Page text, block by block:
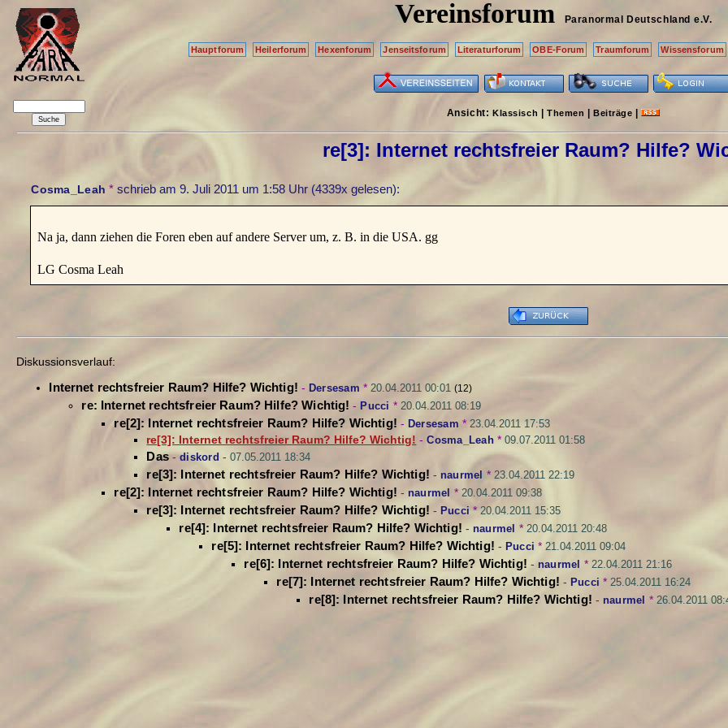
Vereinsforum Paranormal Deutschland e.V.
Hauptforum Heilerforum Hexenforum Jenseitsforum Literaturforum OBE-Forum Traumforum Wissensforum
Ansicht:Klassisch Themen |Beiträge |
re[3]: Internet rechtsfreier Raum? Hilfe?
Cosma_Leah *schrieb am9. Juli 2011 um 1:58 Uhr (4339x gelesen):
Na ja, dann ziehen die Foren eben auf andere Server um, z. B. in die USA. gg
LG Cosma Leah
Diskussionsverlauf:
Internet rechtsfreier Raum? Hilfe? Wichtig! - Dersesam * 20.04.2011 00:01 (12)
re: Internet rechtsfreier Raum? Hilfe? Wichtig! - Pucci * 20.04.2011 08:19
re[2]: Internet rechtsfreier Raum? Hilfe? Wichtig! - Dersesam * 23.04.2011 17:53
re[3]: Internet rechtsfreier Raum? Hilfe? Wichtig! -Cosma_Leah* 09.07.2011 01:58
Das-diskord - 07.05.2011 18:34
re[3]: Internet rechtsfreier Raum? Hilfe? Wichtig! - naurmel * 23.04.2011 22:19
re[2]: Internet rechtsfreier Raum? Hilfe? Wichtig! - naurmel * 20.04.2011 09:38
re[3]: Internet rechtsfreier Raum? Hilfe? Wichtig! - Pucci *20.04.2011 15:35
re[4]: Internet rechtsfreier Raum? Hilfe? Wichtig! - naurmel * 20.04.2011 20:48
re[5]: Internet rechtsfreier Raum? Hilfe? Wichtig! - Pucci *21.04.2011 09:04
re[6]: Internet rechtsfreier Raum? Hilfe? Wichtig! - naurmel * 22.04.2011 21:16
re[7]: Internet rechtsfreier Raum? Hilfe? Wichtig! - Pucci *25.04.2011 16:24
re[8]: Internet rechtsfreier Raum? Hilfe? Wichtig! - naurmel * 26.04.2011